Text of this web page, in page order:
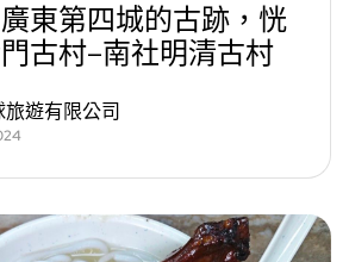
東第四城的古跡，恍
古村–南社明清古村
遊有限公司